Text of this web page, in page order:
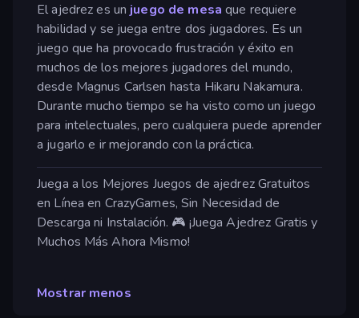
El ajedrez es un juego de mesa que requiere
habilidad y se juega entre dos jugadores. Es un
juego que ha provocado frustración y éxito en
muchos de los mejores jugadores del mundo,
desde Magnus Carlsen hasta Hikaru Nakamura.
Durante mucho tiempo se ha visto como un juego
para intelectuales, pero cualquiera puede aprender
a jugarlo e ir mejorando con la práctica.
Juega a los Mejores Juegos de ajedrez Gratuitos
en Línea en CrazyGames, Sin Necesidad de
Descarga ni Instalación. 🎮 ¡Juega Ajedrez Gratis y
Muchos Más Ahora Mismo!
Mostrar menos